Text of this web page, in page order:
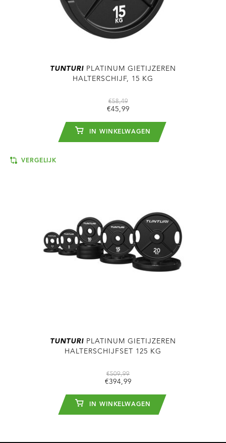
TUNTURI PLATINUM GIETIJZEREN
HALTERSCHIJF, 15 KG
€58,49
€45,99
IN WINKELWAGEN
VERGELIJK
TUNTURI PLATINUM GIETIJZEREN
HALTERSCHIJFSET 125 KG
€509,99
€394,99
IN WINKELWAGEN